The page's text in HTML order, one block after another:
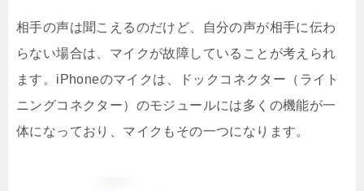
相手の声は聞こえるのだけど、自分の声が相手に伝わ
らない場合は、マイクが故障していることが考えられ
ます。iPhoneのマイクは、ドックコネクター（ライト
ニングコネクター）のモジュールには多くの機能が一
体になっており、マイクもその一つになります。